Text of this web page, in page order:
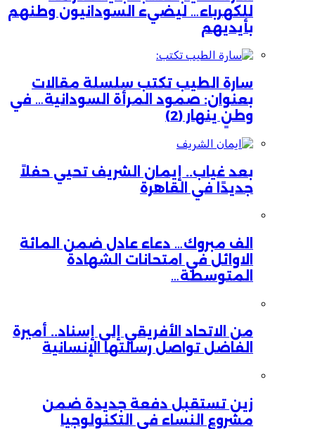
للكهرباء… ليضيء السودانيون وطنهم
بأيديهم
سارة الطيب تكتب سلسلة مقالات
بعنوان: صمود المرأة السودانية… في
وطنٍ ينهار (2)
بعد غياب.. إيمان الشريف تحيي حفلاً
جديدًا في القاهرة
الف مبروك… دعاء عادل ضمن المائة
الاوائل في امتحانات الشهادة
المتوسطة…
من الاتحاد الأفريقي إلى إسناد.. أميرة
الفاضل تواصل رسالتها الإنسانية
زين تستقبل دفعة جديدة ضمن
مشروع النساء في التكنولوجيا